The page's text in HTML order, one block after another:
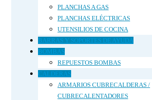
PLANCHAS A GAS
PLANCHAS ELÉCTRICAS
UTENSILIOS DE COCINA
BARRAS Y SOPORTES DE AYUDA
BOMBAS
REPUESTOS BOMBAS
CALDERAS
ARMARIOS CUBRECALDERAS /
CUBRECALENTADORES